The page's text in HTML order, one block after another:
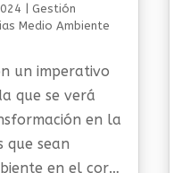
|Gestión
Medio Ambiente
un imperativo
que se verá
en la
que sean
en el corto